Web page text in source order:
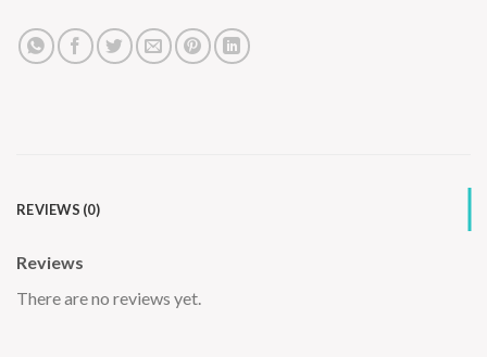
REVIEWS (0)
Reviews
There are no reviews yet.